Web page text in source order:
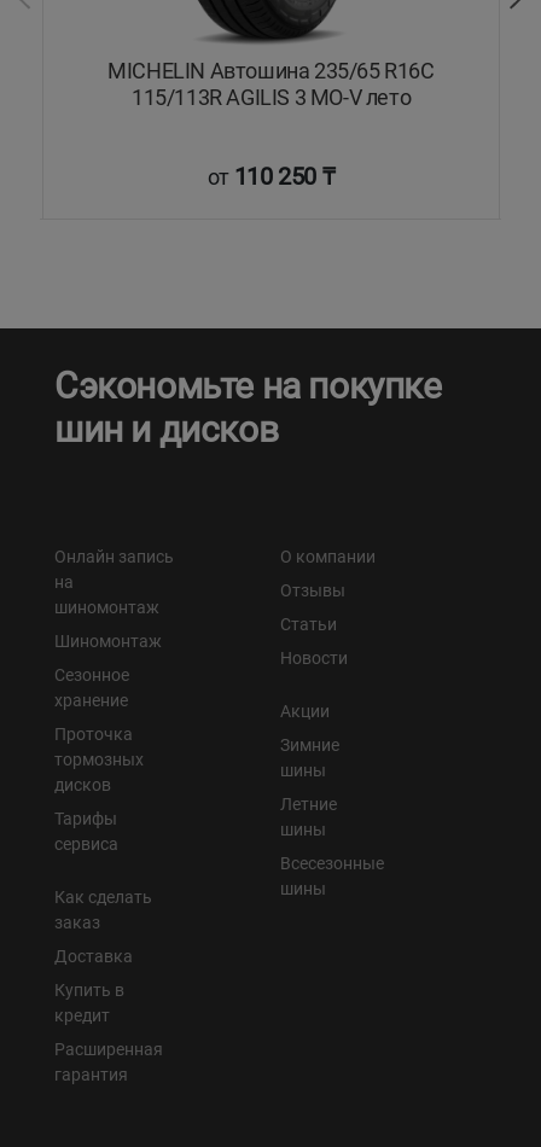
MICHELIN Автошина 235/65 R16C
115/113R AGILIS 3 MO-V лето
от 110 250 ₸
Сэкономьте на покупке
шин и дисков
Онлайн запись
на
шиномонтаж
Шиномонтаж
Сезонное
хранение
Проточка
тормозных
дисков
Тарифы
сервиса
Как сделать
заказ
Доставка
Купить в
кредит
Расширенная
гарантия
О компании
Отзывы
Статьи
Новости
Акции
Зимние
шины
Летние
шины
Всесезонные
шины